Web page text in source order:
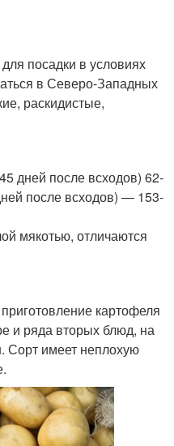
посадки в условиях
в Северо-Западных
раскидистые,
дней после всходов) 62-
после всходов) — 153-
мякотью, отличаются
картофеля
и ряда вторых блюд, на
Сорт имеет неплохую